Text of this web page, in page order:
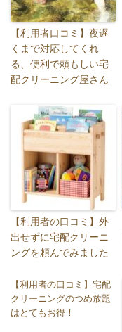
【利用者口コミ】夜遅
くまで対応してくれ
る、便利で頼もしい宅
配クリーニング屋さん
【利用者の口コミ】外
出せずに宅配クリーニ
ングを頼んでみました
【利用者の口コミ】宅配
クリーニングのつめ放題
はとてもお得！